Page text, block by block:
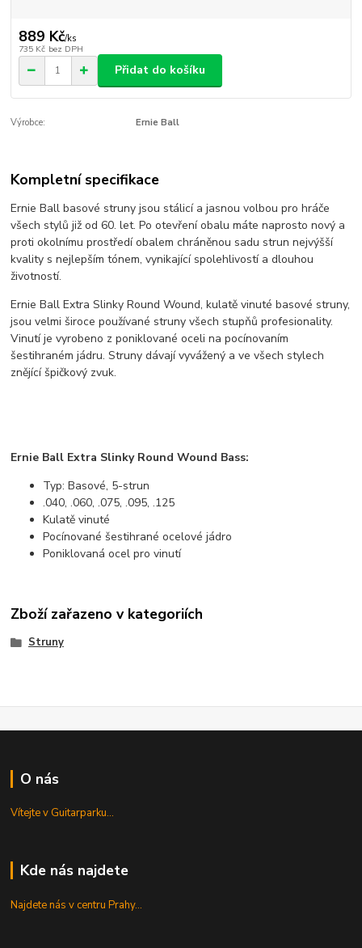
889 Kč/ks
735 Kč bez DPH
Přidat do košíku
Výrobce: Ernie Ball
Kompletní specifikace
Ernie Ball basové struny jsou stálicí a jasnou volbou pro hráče
všech stylů již od 60. let. Po otevření obalu máte naprosto nový a
proti okolnímu prostředí obalem chráněnou sadu strun nejvýšší
kvality s nejlepším tónem, vynikající spolehlivostí a dlouhou
životností.
Ernie Ball Extra Slinky Round Wound, kulatě vinuté basové struny,
jsou velmi široce používané struny všech stupňů profesionality.
Vinutí je vyrobeno z poniklované oceli na pocínovaním
šestihraném jádru. Struny dávají vyvážený a ve všech stylech
znějící špičkový zvuk.
Ernie Ball Extra Slinky Round Wound Bass:
Typ: Basové, 5-strun
.040, .060, .075, .095, .125
Kulatě vinuté
Pocínované šestihrané ocelové jádro
Poniklovaná ocel pro vinutí
Zboží zařazeno v kategoriích
Struny
O nás
Vítejte v Guitarparku...
Kde nás najdete
Najdete nás v centru Prahy...